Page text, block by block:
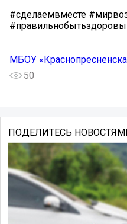
#сделаемвместе
МБОУ
50
ПОДЕЛИТЕСЬ